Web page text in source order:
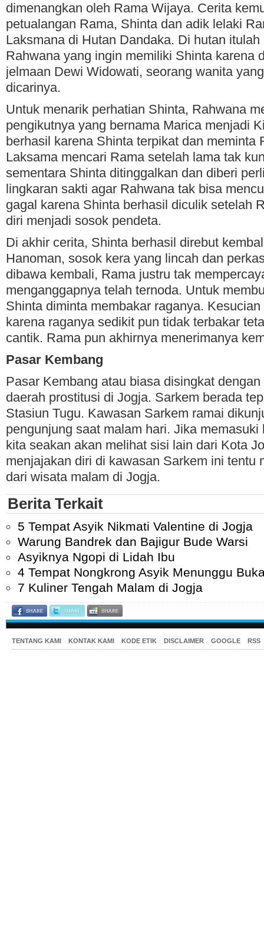
dimenangkan oleh Rama Wijaya. Cerita
petualangan Rama, Shinta dan adik lelaki
Laksmana di Hutan Dandaka. Di hutan
Rahwana yang ingin memiliki Shinta karena
jelmaan Dewi Widowati, seorang wanita
dicarinya.
Untuk menarik perhatian Shinta, Rahwana
pengikutnya yang bernama Marica menjadi
berhasil karena Shinta terpikat dan meminta
Laksama mencari Rama setelah lama tak
sementara Shinta ditinggalkan dan diberi
lingkaran sakti agar Rahwana tak bisa
gagal karena Shinta berhasil diculik setelah
diri menjadi sosok pendeta.
Di akhir cerita, Shinta berhasil direbut
Hanoman, sosok kera yang lincah dan
dibawa kembali, Rama justru tak
menganggapnya telah ternoda. Untuk
Shinta diminta membakar raganya.
karena raganya sedikit pun tidak terbakar
cantik. Rama pun akhirnya menerimanya
Pasar Kembang
Pasar Kembang atau biasa disingkat
daerah prostitusi di Jogja. Sarkem berada
Stasiun Tugu. Kawasan Sarkem ramai
pengunjung saat malam hari. Jika
kita seakan akan melihat sisi lain dari Kota
menjajakan diri di kawasan Sarkem ini tentu
dari wisata malam di Jogja.
Berita Terkait
5 Tempat Asyik Nikmati Valentine di Jogja
Warung Bandrek dan Bajigur Bude Warsi
Asyiknya Ngopi di Lidah Ibu
4 Tempat Nongkrong Asyik Menunggu
7 Kuliner Tengah Malam di Jogja
TENTANG KAMI KONTAK KAMI KODE ETIK DISCLAIMER GOOGLE RSS